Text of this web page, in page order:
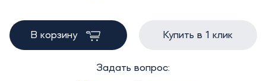
В корзину Купить в 1 клик
Задать вопрос: